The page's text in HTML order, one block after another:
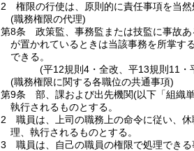
2
権限の行使は、原則的に責任事項を当
(職務権限の代理)
第8条
政策監、事務監または技監に事故
が置かれているときは当該事務を所掌す
できる。
(平12規則4・全改、平13規則11
(職務権限に関する各職位の共通事項)
第9条
部、課および出先機関(以下「組織
執行されるものとする。
2
職員は、上司の職務上の命令に従い、
理、執行されるものとする。
3
職員は、自己の職員の権限で処理でき